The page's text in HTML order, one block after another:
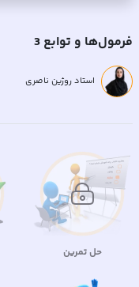
فرمول‌ها و توابع 3
استاد روژین ناصری
حل تمرین